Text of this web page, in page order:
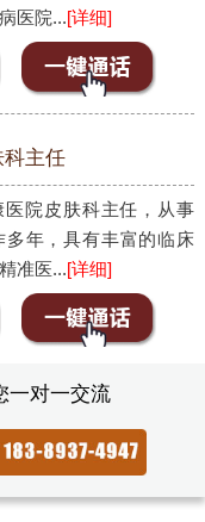
医院...[详细]
科主任
医院皮肤科主任，从事
多年，具有丰富的临床
准医...[详细]
一对一交流